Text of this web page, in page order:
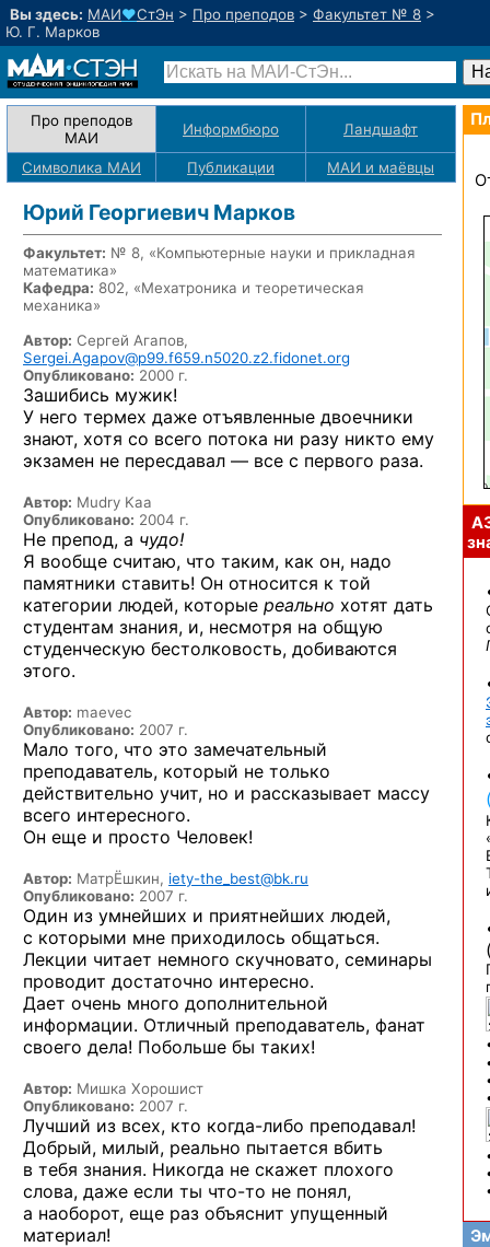
Вы здесь: МАИ♥СтЭн > Про преподов > Факультет № 8 >
Ю. Г. Марков
Про преподов
МАИ
Информбюро Ландшафт
Символика МАИ Публикации МАИ и маёвцы
Юрий Георгиевич Марков
Факультет: № 8, «Компьютерные науки и прикладная
математика»
Кафедра: 802, «Мехатроника и теоретическая
механика»
Автор: Сергей Агапов,
Sergei.Agapov@p99.f659.n5020.z2.fidonet.org
Опубликовано: 2000 г.
Зашибись мужик!
У него термех даже отъявленные двоечники
знают, хотя со всего потока ни разу никто ему
экзамен не пересдавал — все с первого раза.
Автор: Mudry Kaa
Опубликовано: 2004 г.
Не препод, а чудо!
Я вообще считаю, что таким, как он, надо
памятники ставить! Он относится к той
категории людей, которые реально хотят дать
студентам знания, и, несмотря на общую
студенческую бестолковость, добиваются
этого.
Автор: maevec
Опубликовано: 2007 г.
Мало того, что это замечательный
преподаватель, который не только
действительно учит, но и рассказывает массу
всего интересного.
Он еще и просто Человек!
Автор: МатрЁшкин, iety-the_best@bk.ru
Опубликовано: 2007 г.
Один из умнейших и приятнейших людей,
с которыми мне приходилось общаться.
Лекции читает немного скучновато, семинары
проводит достаточно интересно.
Дает очень много дополнительной
информации. Отличный преподаватель, фанат
своего дела! Побольше бы таких!
Автор: Мишка Хорошист
Опубликовано: 2007 г.
Лучший из всех, кто когда-либо преподавал!
Добрый, милый, реально пытается вбить
в тебя знания. Никогда не скажет плохого
слова, даже если ты что-то не понял,
а наоборот, еще раз объяснит упущенный
материал!